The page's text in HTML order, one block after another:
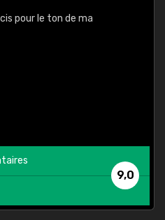
pour le ton de ma
9,0